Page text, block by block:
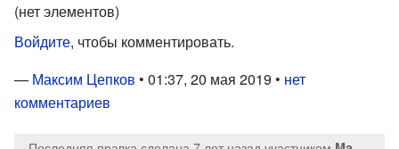
(нет элементов)
Войдите, чтобы комментировать.
— Максим Цепков • 01:37, 20 мая 2019 • нет
комментариев